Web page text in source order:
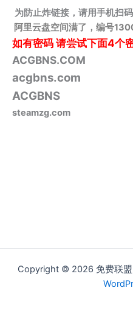
为防止炸链接，请用手机扫
阿里云盘空间满了，编号
如有密码请尝试下面4个
ACGBNS.COM
acgbns.com
ACGBNS
steamzg.com
Copyright © 2026 免费联